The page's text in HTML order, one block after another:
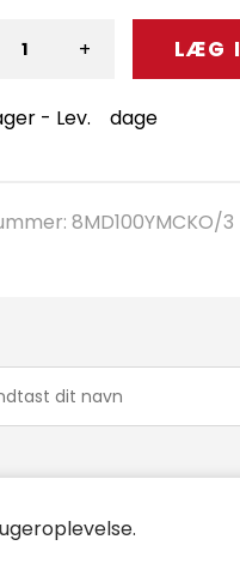
+
- Lev. dage
8MD100YMCKO/3